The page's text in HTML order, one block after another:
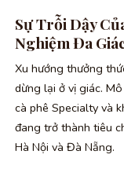
Sự Trỗi Dậy
Nghiệm Đa
Xu hướng thưởng
dừng lại ở vị giác.
cà phê Specialty và
đang trở thành tiêu
Hà Nội và Đà Nẵng.